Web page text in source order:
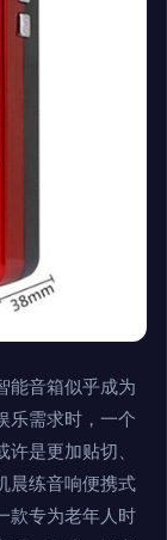
能音箱似乎成为
乐需求时，一个
是更加贴切、
晨练音响便携式
款专为老年人时